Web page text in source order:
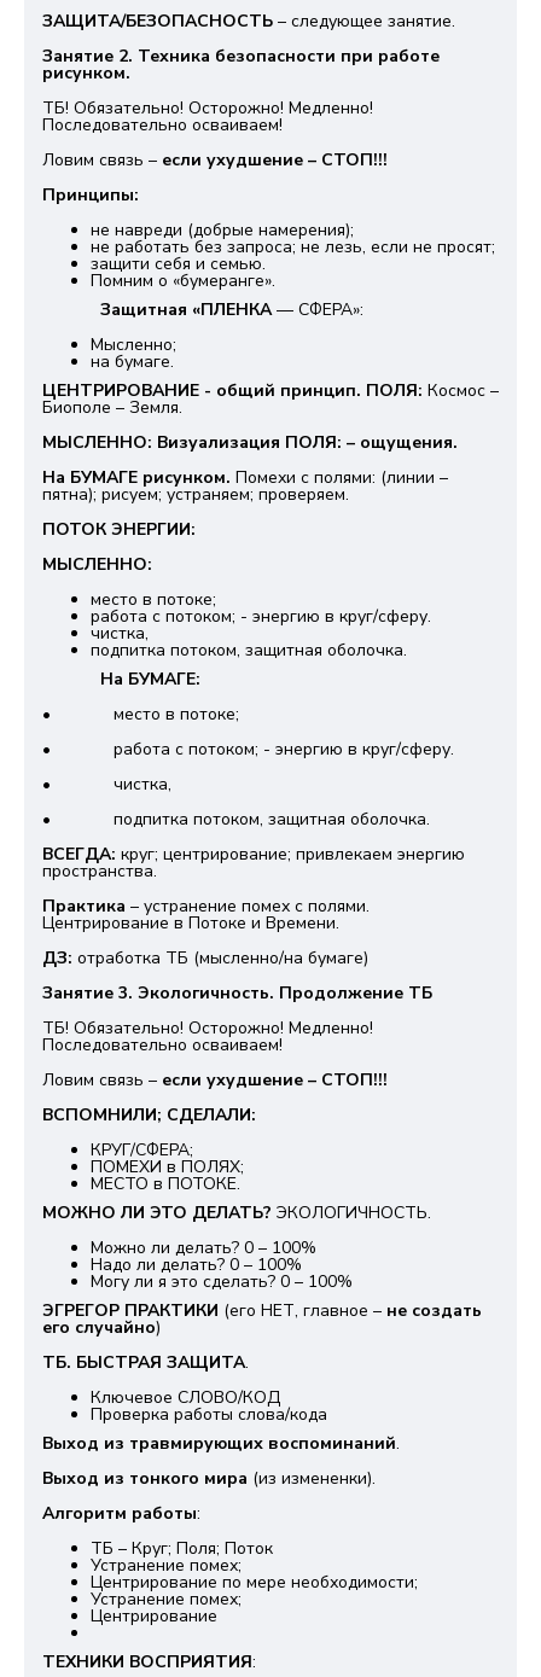
ЗАЩИТА/БЕЗОПАСНОСТЬ – следующее занятие.
Занятие 2. Техника безопасности при работе
рисунком.
ТБ! Обязательно! Осторожно! Медленно!
Последовательно осваиваем!
Ловим связь – если ухудшение – СТОП!!!
Принципы:
не навреди (добрые намерения);
не работать без запроса; не лезь, если не просят;
защити себя и семью.
Помним о «бумеранге».
Защитная «ПЛЕНКА— СФЕРА»:
Мысленно;
на бумаге.
ЦЕНТРИРОВАНИЕ - общий принцип. ПОЛЯ: Космос –
Биополе – Земля.
МЫСЛЕННО: Визуализация ПОЛЯ: – ощущения.
На БУМАГЕ рисунком. Помехи с полями: (линии –
пятна); рисуем; устраняем; проверяем.
ПОТОК ЭНЕРГИИ:
МЫСЛЕННО:
место в потоке;
работа с потоком; - энергию в круг/сферу.
чистка,
подпитка потоком, защитная оболочка.
На БУМАГЕ:
• место в потоке;
• работа с потоком; - энергию в круг/сферу.
• чистка,
• подпитка потоком, защитная оболочка.
ВСЕГДА: круг; центрирование; привлекаем энергию
пространства.
Практика – устранение помех с полями.
Центрирование в Потоке и Времени.
ДЗ: отработка ТБ (мысленно/на бумаге)
Занятие 3. Экологичность. Продолжение ТБ
ТБ! Обязательно! Осторожно! Медленно!
Последовательно осваиваем!
Ловим связь – если ухудшение – СТОП!!!
ВСПОМНИЛИ; СДЕЛАЛИ:
КРУГ/СФЕРА;
ПОМЕХИ в ПОЛЯХ;
МЕСТО в ПОТОКЕ.
МОЖНО ЛИ ЭТО ДЕЛАТЬ? ЭКОЛОГИЧНОСТЬ.
Можно ли делать? 0 – 100%
Надо ли делать? 0 – 100%
Могу ли я это сделать? 0 – 100%
ЭГРЕГОР ПРАКТИКИ (его НЕТ, главное – не создать
его случайно)
ТБ. БЫСТРАЯ ЗАЩИТА.
Ключевое СЛОВО/КОД
Проверка работы слова/кода
Выход из травмирующих воспоминаний.
Выход из тонкого мира (из измененки).
Алгоритм работы:
ТБ – Круг; Поля; Поток
Устранение помех;
Центрирование по мере необходимости;
Устранение помех;
Центрирование
ТЕХНИКИ ВОСПРИЯТИЯ: